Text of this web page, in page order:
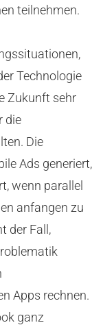
teilnehmen.
Technologie
Zukunft sehr
die
Die
Ads generiert,
wenn parallel
anfangen zu
der Fall,
Apps rechnen.
ganz